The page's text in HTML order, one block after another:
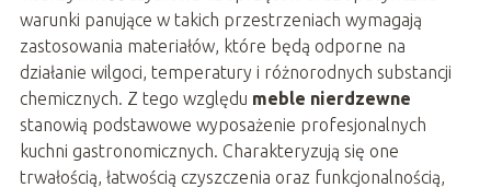
warunki panujące w takich przestrzeniach wymagają
zastosowania materiałów, które będą odporne na
działanie wilgoci, temperatury i różnorodnych substancji
chemicznych. Z tego względu meble nierdzewne
stanowią podstawowe wyposażenie profesjonalnych
kuchni gastronomicznych. Charakteryzują się one
trwałością, łatwością czyszczenia oraz funkcjonalnością,